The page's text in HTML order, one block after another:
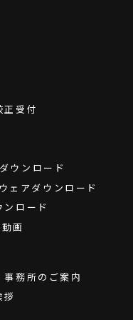
正受付
ウンロード
ェアダウンロード
ロード
画
務所のご案内